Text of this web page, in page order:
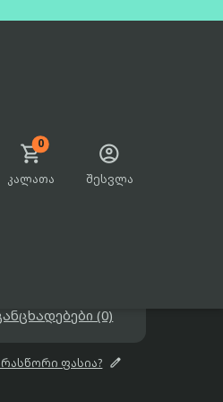
0

კალათა

შესვლა
(0)
ფასია? 